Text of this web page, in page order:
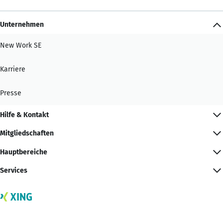
Unternehmen
New Work SE
Karriere
Presse
Hilfe & Kontakt
Mitgliedschaften
Hauptbereiche
Services